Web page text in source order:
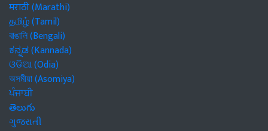
मराठी (Marathi)
தமிழ் (Tamil)
বাঙালি (Bengali)
ಕನ್ನಡ (Kannada)
ଓଡିଆ (Odia)
অসমীয়া (Asomiya)
ਪੰਜਾਬੀ
తెలుగు
ગુજરાતી